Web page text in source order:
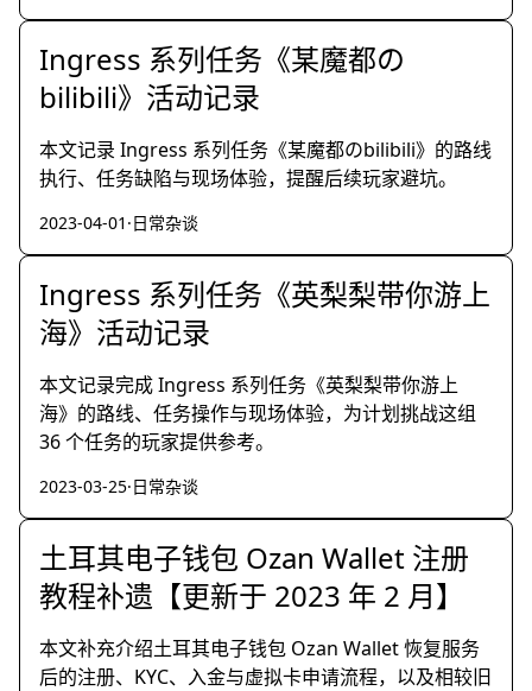
Ingress 系列任务《某魔都の
bilibili》活动记录
本文记录 Ingress 系列任务《某魔都のbilibili》的路线
执行、任务缺陷与现场体验，提醒后续玩家避坑。
2023-04-01 ·日常杂谈
Ingress 系列任务《英梨梨带你游上
海》活动记录
本文记录完成 Ingress 系列任务《英梨梨带你游上
海》的路线、任务操作与现场体验，为计划挑战这组
36 个任务的玩家提供参考。
2023-03-25·日常杂谈
土耳其电子钱包 Ozan Wallet 注册
教程补遗【更新于 2023 年 2 月】
本文补充介绍土耳其电子钱包 Ozan Wallet 恢复服务
后的注册、KYC、入金与虚拟卡申请流程，以及相较旧